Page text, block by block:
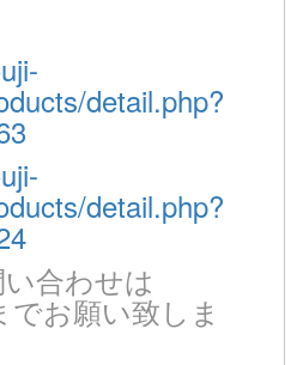
detail.php?
detail.php?
合わせは
でお願い致しま